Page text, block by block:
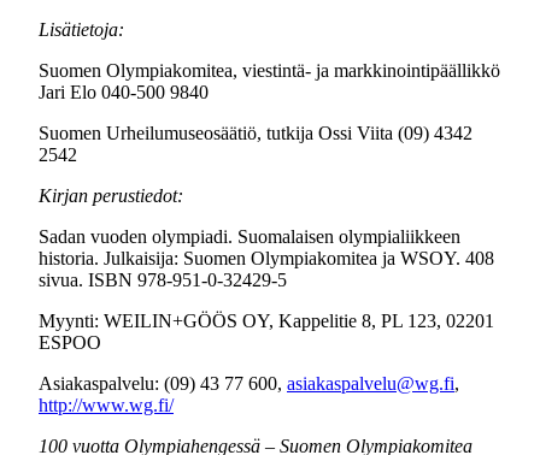
Lisätietoja:
Suomen Olympiakomitea, viestintä- ja markkinointipäällikkö
Jari Elo 040-500 9840
Suomen Urheilumuseosäätiö, tutkija Ossi Viita (09) 4342
2542
Kirjan perustiedot:
Sadan vuoden olympiadi. Suomalaisen olympialiikkeen
historia. Julkaisija: Suomen Olympiakomitea ja WSOY. 408
sivua. ISBN 978-951-0-32429-5
Myynti: WEILIN+GÖÖS OY, Kappelitie 8, PL 123, 02201
ESPOO
Asiakaspalvelu: (09) 43 77 600, asiakaspalvelu@wg.fi,
http://www.wg.fi/
100 vuotta Olympiahengessä – Suomen Olympiakomitea